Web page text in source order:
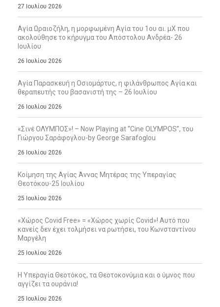
27 Ιουλίου 2026
Αγία Ωραιοζήλη, η μορφωμένη Αγία του 1ου αι. μΧ που
ακολούθησε το κήρυγμα του Απόστολου Ανδρέα- 26
Ιουλίου
26 Ιουλίου 2026
Αγία Παρασκευή η Οσιομάρτυς, η φιλάνθρωπος Αγία και
θεραπευτής του βασανιστή της – 26 Ιουλίου
26 Ιουλίου 2026
«Σινέ ΟΛΥΜΠΟΣ»! – Now Playing at “Cine OLYMPOS”, του
Γιώργου Σαράφογλου-by George Sarafoglou
26 Ιουλίου 2026
Κοίμηση της Αγίας Άννας Μητέρας της Υπεραγίας
Θεοτόκου-25 Ιουλίου
25 Ιουλίου 2026
«Χώρος Covid Free» = «Χώρος χωρίς Covid»! Αυτό που
κανείς δεν έχει τολμήσει να ρωτήσει, του Κωνσταντίνου
Μαργέλη
25 Ιουλίου 2026
Η Υπεραγία Θεοτόκος, τα Θεοτοκονύμια και ο ύμνος που
αγγίζει τα ουράνια!
25 Ιουλίου 2026